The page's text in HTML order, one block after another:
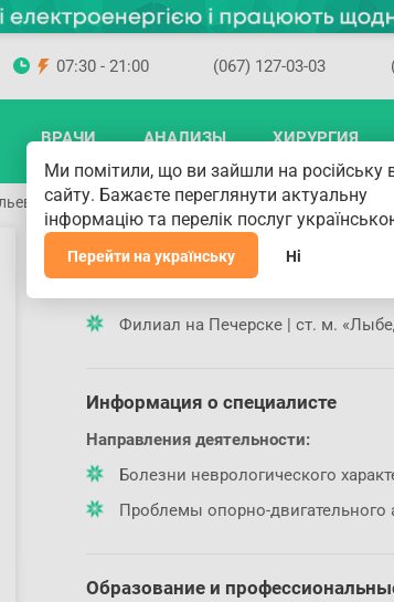
07:30 - 21:00 (067) 127-03-03
ВРАЧИ АНАЛИЗЫ ХИРУРГИЯ
Витрук Максим
Филиал на Печерске | ст. м.
Информация о специалисте
Направления деятельности:
Болезни неврологического
Проблемы опорно-двигательного
Образование и
Ми помітили, що ви зайшли на російську
сайту. Бажаєте переглянути актуальну
інформацію та перелік послуг
Перейти на українську Ні